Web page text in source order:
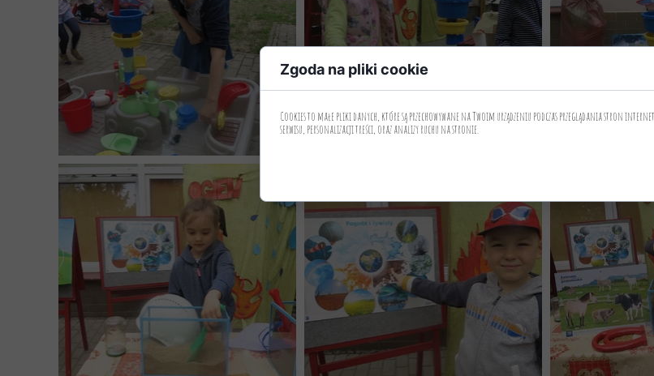
Zgoda na pliki cookie
Cookies to małe pliki danych, które są przechowywane na Twoim urządzeniu podczas przeglądania stron
serwisu, personalizacji treści, oraz analizy ruchu na stronie.